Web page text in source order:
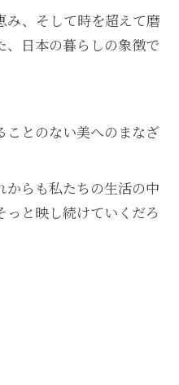
み、そして時を超えて磨
、日本の暮らしの象徴で
ことのない美へのまなざ
からも私たちの生活の中
と映し続けていくだろ